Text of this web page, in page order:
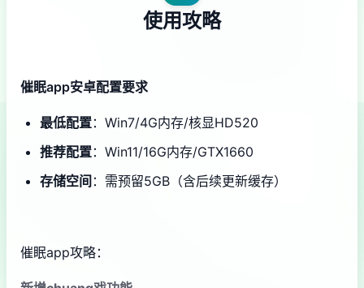
使用攻略
催眠app安卓配置要求
​最低配置​​：Win7/4G内存/核显HD520
​推荐配置​​：Win11/16G内存/GTX1660
​存储空间​ ​：需预留5GB（含后续更新缓存）
催眠app攻略：